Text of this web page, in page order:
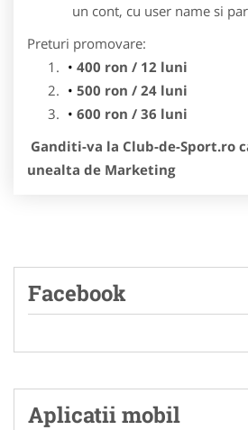
un cont, cu user name si
Preturi promovare:
400 ron / 12 luni
500 ron / 24 luni
600 ron / 36 luni
Ganditi-va la Club-de-Sport.ro
unealta de Marketing
Facebook
Aplicatii mobil